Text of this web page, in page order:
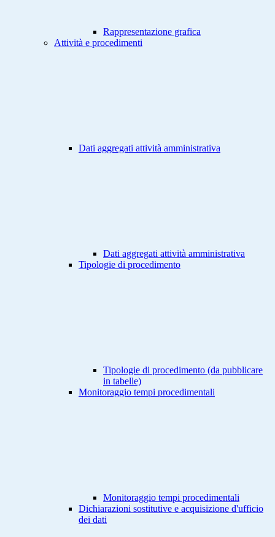
Rappresentazione grafica
Attività e procedimenti
Dati aggregati attività amministrativa
Dati aggregati attività amministrativa
Tipologie di procedimento
Tipologie di procedimento (da pubblicare
in tabelle)
Monitoraggio tempi procedimentali
Monitoraggio tempi procedimentali
Dichiarazioni sostitutive e acquisizione d'ufficio
dei dati